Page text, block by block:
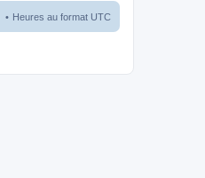
Heures au format UTC